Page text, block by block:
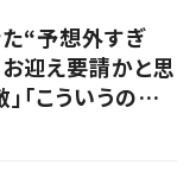
“予想外すぎ
迎え要請かと思
「こういうの嬉